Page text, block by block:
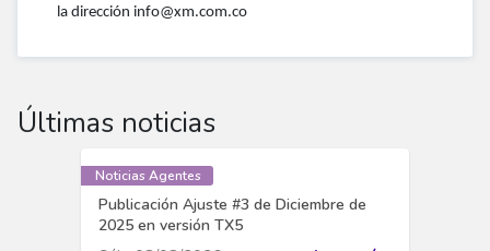
la dirección info@xm.com.co
Últimas noticias
Noticias Agentes
Publicación Ajuste #3 de Diciembre de
2025 en versión TX5